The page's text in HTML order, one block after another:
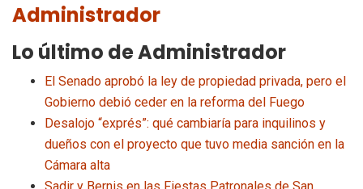
Administrador
Lo último de Administrador
El Senado aprobó la ley de propiedad privada, pero el
Gobierno debió ceder en la reforma del Fuego
Desalojo “exprés”: qué cambiaría para inquilinos y
dueños con el proyecto que tuvo media sanción en la
Cámara alta
Sadir y Bernis en las Fiestas Patronales de San